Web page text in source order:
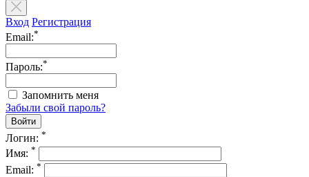
Вход Регистрация
Email:*
Пароль:*
Запомнить меня
Забыли свой пароль?
Логин: *
Имя: *
Email: *